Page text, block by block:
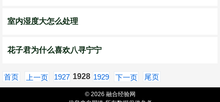
室内湿度大怎么处理
花子君为什么喜欢八寻宁宁
首页 上一页 1927 1928 1929 下一页 尾页
© 2026 融合经验网